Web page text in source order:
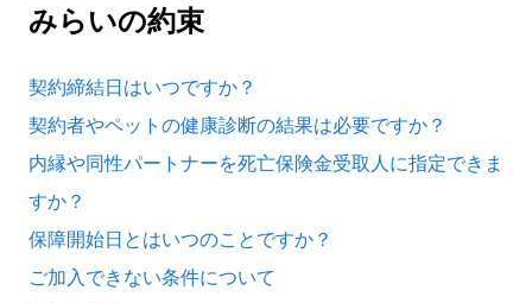
みらいの約束
契約締結日はいつですか？
契約者やペットの健康診断の結果は必要ですか？
内縁や同性パートナーを死亡保険金受取人に指定できま
すか？
保障開始日とはいつのことですか？
ご加入できない条件について